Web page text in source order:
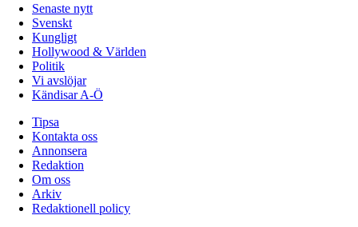
Senaste nytt
Svenskt
Kungligt
Hollywood & Världen
Politik
Vi avslöjar
Kändisar A-Ö
Tipsa
Kontakta oss
Annonsera
Redaktion
Om oss
Arkiv
Redaktionell policy